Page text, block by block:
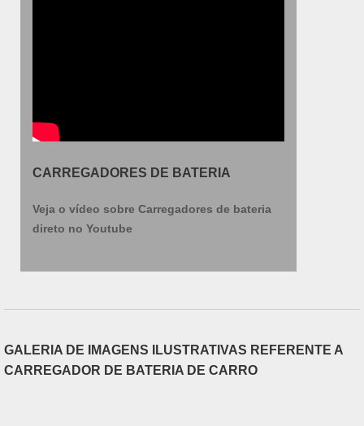
CARREGADORES DE BATERIA
Veja o vídeo sobre Carregadores de bateria
direto no Youtube
GALERIA DE IMAGENS ILUSTRATIVAS REFERENTE A
CARREGADOR DE BATERIA DE CARRO